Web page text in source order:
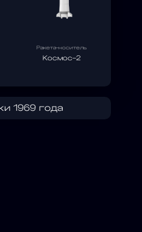
Ракета-носитель
Космос-2
1969 года